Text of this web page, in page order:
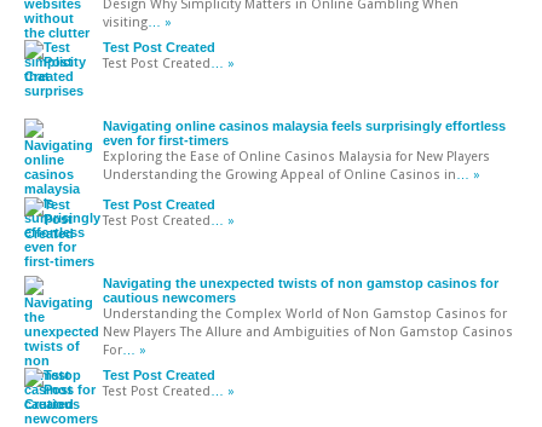
Design Why Simplicity Matters in Online Gambling When
visiting … »
Test Post Created
Test Post Created … »
Navigating online casinos malaysia feels surprisingly effortless
even for first-timers
Exploring the Ease of Online Casinos Malaysia for New Players
Understanding the Growing Appeal of Online Casinos in … »
Test Post Created
Test Post Created … »
Navigating the unexpected twists of non gamstop casinos for
cautious newcomers
Understanding the Complex World of Non Gamstop Casinos for
New Players The Allure and Ambiguities of Non Gamstop Casinos
For … »
Test Post Created
Test Post Created … »